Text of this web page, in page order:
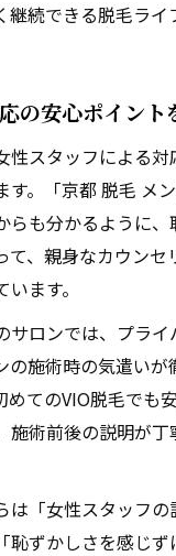
継続できる脱毛ライ
の安心ポイント
性スタッフによる
す。「京都 脱毛 メ
らも分かるように
て、親身なカウンセ
ます。
サロンでは、プライ
の施術時の気遣いが
めてのVIO脱毛でも
施術前後の説明が
は「女性スタッフ
恥ずかしさを感じ